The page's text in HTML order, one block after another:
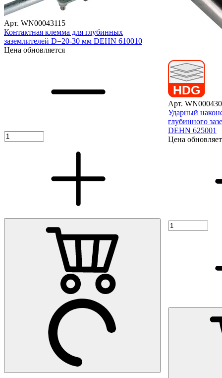
Арт. WN00043115
Контактная клемма для глубинных
заземлителей D=20-30 мм DEHN 610010
Цена обновляется
Арт.
Ударный
глубинного
DEHN 625001
Цена